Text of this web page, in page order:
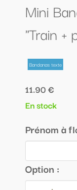
Mini
"Train +
Bandanas texte
11.90 €
En stock
Prénom à
Option :